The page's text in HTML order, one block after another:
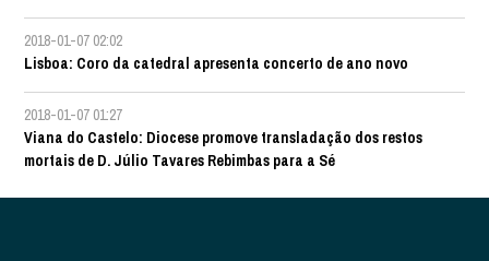
2018-01-07 02:02
Lisboa: Coro da catedral apresenta concerto de ano novo
2018-01-07 01:27
Viana do Castelo: Diocese promove transladação dos restos
mortais de D. Júlio Tavares Rebimbas para a Sé